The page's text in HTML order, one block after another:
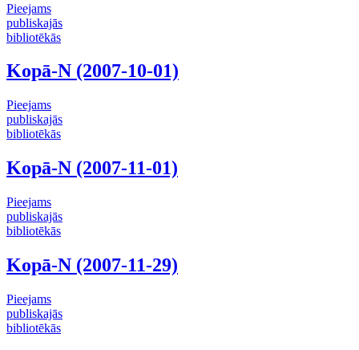
Pieejams
publiskajās
bibliotēkās
Kopā-N (2007-10-01)
Pieejams
publiskajās
bibliotēkās
Kopā-N (2007-11-01)
Pieejams
publiskajās
bibliotēkās
Kopā-N (2007-11-29)
Pieejams
publiskajās
bibliotēkās